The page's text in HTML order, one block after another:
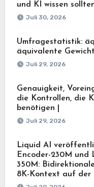
und KI wissen
Juli 30, 2026
Umfragestatistik:
äquivalente
Juli 29, 2026
Genauigkeit,
die Kontrollen, die
benötigen |
Juli 29, 2026
Liquid AI
Encoder-230M und
350M:
8K-Kontext auf der